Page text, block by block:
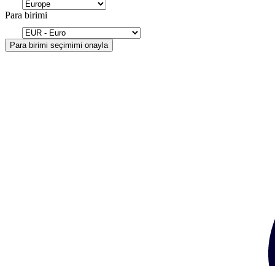
Para birimi
Para birimi seçimimi onayla